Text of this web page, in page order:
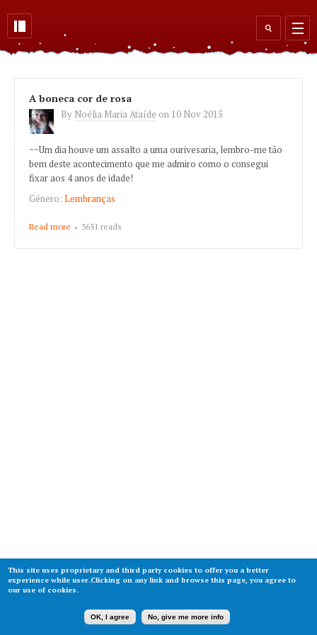
Search
form
A boneca cor de rosa
By Noélia Maria Ataíde on 10 Nov 2015
~~Um dia houve um assalto a uma ourivesaria, lembro-me tão
bem deste acontecimento que me admiro como o consegui
fixar aos 4 anos de idade!
Género: Lembranças
Read more about A boneca cor de rosa
3651 reads
This site uses proprietary and third party cookies to offer you a better
experience while user.Clicking on any link and browse this page, you agree to
our use of cookies.
OK, I agree No, give me more info